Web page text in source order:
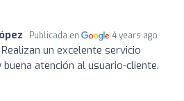
Publicada en 4 years ago
Realizan un excelente servicio
atención al usuario-cliente.